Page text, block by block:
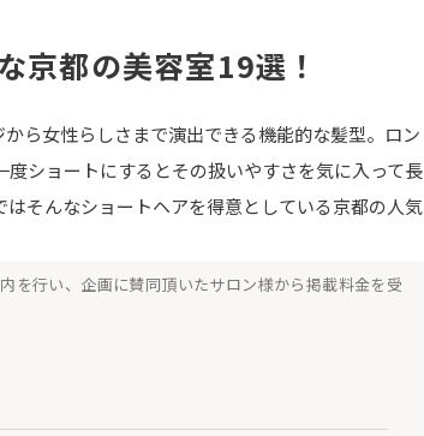
京都の美容室19選！
ら女性らしさまで演出できる機能的な髪型。ロン
ショートにするとその扱いやすさを気に入って長
そんなショートヘアを得意としている京都の人気
を行い、企画に賛同頂いたサロン様から掲載料金を受